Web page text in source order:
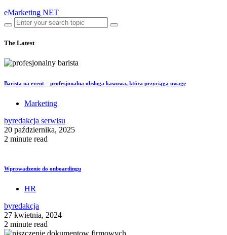
eMarketing NET
The Latest
Barista na event – profesjonalna obsługa kawowa, która przyciąga uwagę
Marketing
byredakcja serwisu
20 października, 2025
2 minute read
Wprowadzenie do onboardingu
HR
byredakcja
27 kwietnia, 2024
2 minute read